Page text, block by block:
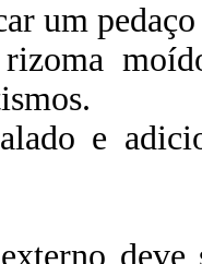
um
e
deve